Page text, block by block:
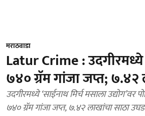
मराठवाडा
Latur Crime :
७४० ग्रॅम गांजा जप्त; ७.४२
उदगीरमध्ये ‘साईनाथ मिर्च मसाला उद्योग’वर
७४० ग्रॅम गांजा जप्त, ७.४२ लाखांचा साठा उघड